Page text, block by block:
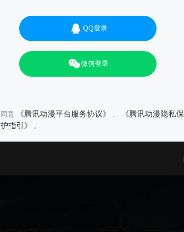
QQ登录
微信登录
同意 《腾讯动漫平台服务协议》
《腾讯动漫隐私保
护指引》
。
01